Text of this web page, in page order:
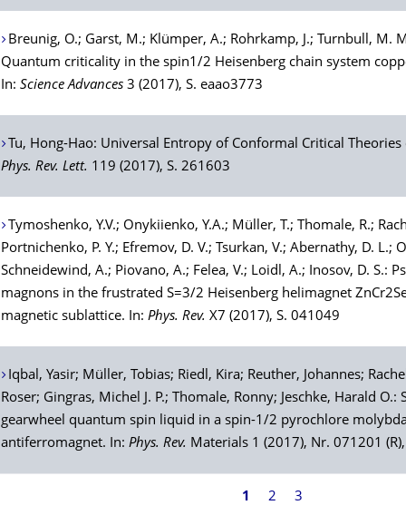
Breunig, O.; Garst, M.; Klümper, A.; Rohrkamp, J.; Turnbull, M.
Quantum criticality in the spin1/2 Heisenberg chain system
In: Science Advances 3 (2017), S. eaao3773
Tu, Hong-Hao: Universal Entropy of Conformal Critical Theories
Phys. Rev. Lett. 119 (2017), S. 261603
Tymoshenko, Y.V.; Onykiienko, Y.A.; Müller, T.; Thomale, R.;
Portnichenko, P. Y.; Efremov, D. V.; Tsurkan, V.; Abernathy, D. L.;
Schneidewind, A.; Piovano, A.; Felea, V.; Loidl, A.; Inosov, D. S.:
magnons in the frustrated S=3/2 Heisenberg helimagnet
magnetic sublattice. In: Phys. Rev. X7 (2017), S. 041049
Iqbal, Yasir; Müller, Tobias; Riedl, Kira; Reuther, Johannes;
Roser; Gingras, Michel J. P.; Thomale, Ronny; Jeschke, Harald O.:
gearwheel quantum spin liquid in a spin-1/2 pyrochlore
antiferromagnet. In: Phys. Rev. Materials 1 (2017), Nr. 071201
1 2 3